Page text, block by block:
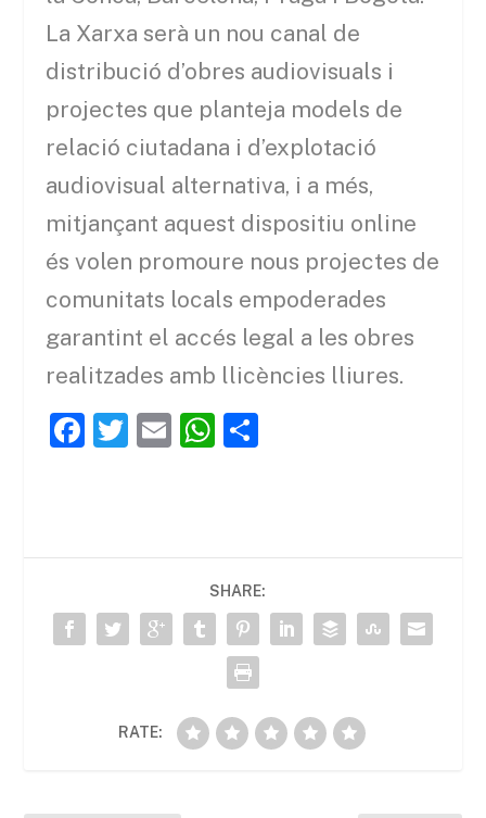
La Xarxa serà un nou canal de
distribució d’obres audiovisuals i
projectes que planteja models de
relació ciutadana i d’explotació
audiovisual alternativa, i a més,
mitjançant aquest dispositiu online
és volen promoure nous projectes de
comunitats locals empoderades
garantint el accés legal a les obres
realitzades amb llicències lliures.
F
b
o
o
T
E
W
A
p
p
ar
te
ix
SHARE:
RATE: